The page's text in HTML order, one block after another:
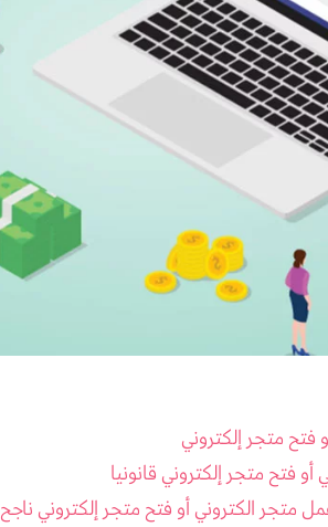
فتح متجر إلكتروني
متجر الكتروني أو فتح متجر إلكتروني ناجح